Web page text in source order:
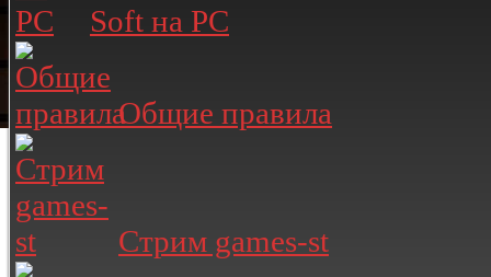
Soft на PC
Общие правила
Стрим games-st